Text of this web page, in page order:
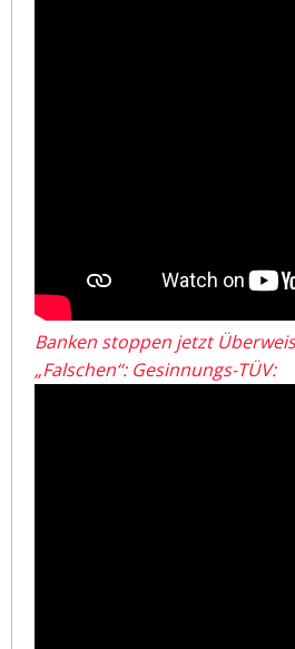
Banken stoppen jetzt
„Falschen“: Gesinnungs-TÜV: